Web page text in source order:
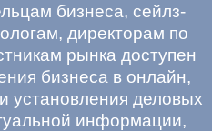
бизнеса, сейлз-
директорам по
рынка доступен
бизнеса в онлайн,
установления деловых
информации,